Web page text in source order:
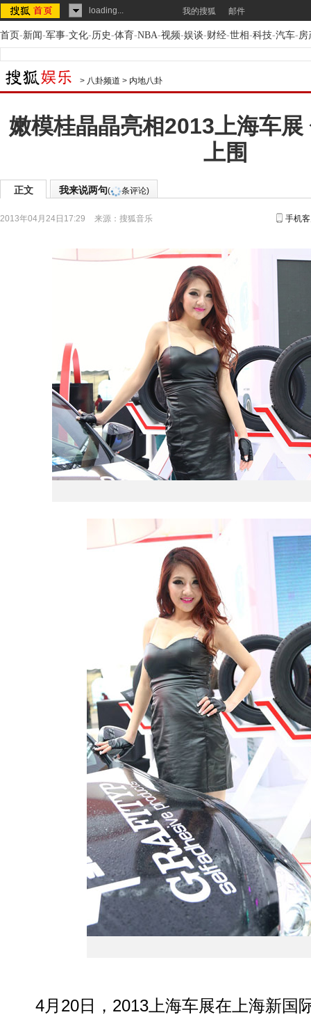
loading... 我的搜狐 邮件
首页-新闻-军事-文化-历史-体育-NBA-视频-娱谈-财经-世相-科技-汽车-房
> 八卦频道 > 内地八卦
嫩模桂晶晶亮相2013上海车
上围
正文 我来说两句( 条评论)
2013年04月24日17:29 来源： 搜狐音乐 手机
4月20日，2013上海车展在上海新国